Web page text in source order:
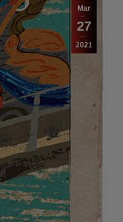
Mar
27
2021